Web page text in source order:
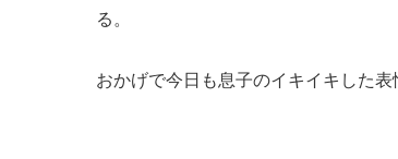
る。
おかげで今日も息子のイキイキした表